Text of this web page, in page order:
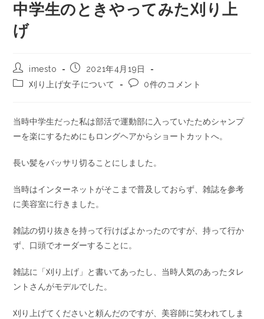
中学生のときやってみた刈り上
げ
imesto
2021年4月19日
刈り上げ女子について
0件のコメント
当時中学生だった私は部活で運動部に入っていたためシャンプ
ーを楽にするためにもロングヘアからショートカットへ。
長い髪をバッサリ切ることにしました。
当時はインターネットがそこまで普及しておらず、雑誌を参考
に美容室に行きました。
雑誌の切り抜きを持って行けばよかったのですが、持って行か
ず、口頭でオーダーすることに。
雑誌に「刈り上げ」と書いてあったし、当時人気のあったタレ
ントさんがモデルでした。
刈り上げてくださいと頼んだのですが、美容師に笑われてしま